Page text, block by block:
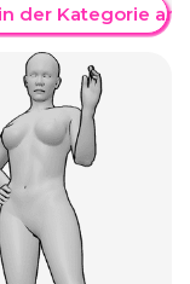
der Kategorie